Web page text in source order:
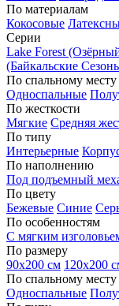
По материалам
Кокосовые
Серии
Lake Forest
(Байкальские
По спальному месту
Односпальные
По жесткости
Мягкие Средняя
По типу
Интерьерные
По наполнению
Под подъемный
По цвету
Бежевые Синие
По особенностям
С мягким
По размеру
90х200 см 120х200
По спальному месту
Односпальные